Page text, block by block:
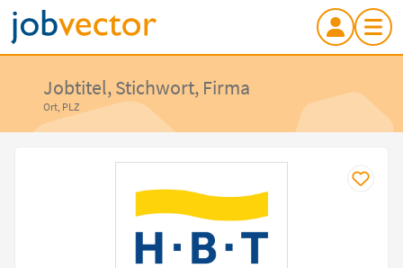
Jobtitel, Stichwort, Firma
Ort, PLZ